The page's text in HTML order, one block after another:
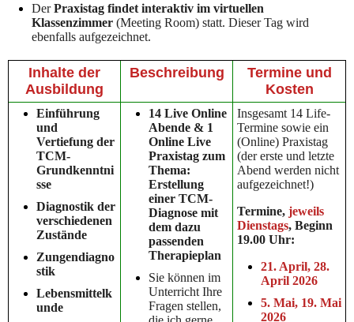
DerPraxistag findet interaktiv im virtuellen
Klassenzimmer (Meeting Room) statt. Dieser Tag wird
ebenfalls aufgezeichnet.
Inhalte der
Ausbildung
Beschreibung
Termine und
Kosten
Einführung
und
Vertiefung der
TCM-
Grundkenntni
sse
Diagnostik der
verschiedenen
Zustände
Zungendiagno
stik
Lebensmittelk
unde
14 Live Online
Abende & 1
Online Live
Praxistag zum
Thema:
Erstellung
einer TCM-
Diagnose mit
dem dazu
passenden
Therapieplan
Sie können im
Unterricht Ihre
Fragen stellen,
Insgesamt 14 Life-
Termine sowie ein
(Online) Praxistag
(der erste und letzte
Abend werden nicht
aufgezeichnet!)
Termine, jeweils
Dienstags, Beginn
19.00 Uhr:
21. April, 28.
April 2026
5. Mai, 19. Mai
2026